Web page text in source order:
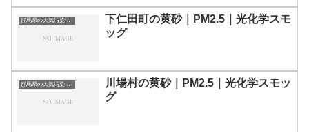
群馬県の大気汚染・PM2.5・黄砂・エアロゾルの数値
下仁田町の黄砂｜PM2.5｜光化学スモ
ッグ
群馬県の大気汚染・PM2.5・黄砂・エアロゾルの数値
川場村の黄砂｜PM2.5｜光化学スモッ
グ